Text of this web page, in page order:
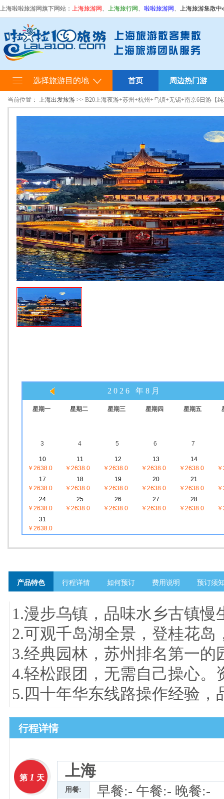
上海啦啦旅游网旗下网站： 上海旅游网 、 上海旅行网 、 啦啦旅游网 、 上海旅游集散中
选择旅游目的地 首页 周边热门游
当前位置： 上海出发旅游 >> B20上海夜游+苏州+杭州+乌镇+无锡+南京6日游【
2026 年8月
星期一 星期二 星期三 星期四 星期五
3 4 5 6 7
10
￥2638.0
11
￥2638.0
12
￥2638.0
13
￥2638.0
14
￥2638.0
17
￥2638.0
18
￥2638.0
19
￥2638.0
20
￥2638.0
21
￥2638.0
24
￥2638.0
25
￥2638.0
26
￥2638.0
27
￥2638.0
28
￥2638.0
31
￥2638.0
产品特色 行程详情 如何预订 费用说明 预订须
1.漫步乌镇，品味水乡古镇
2.可观千岛湖全景，登桂花
3.经典园林，苏州排名第一
4.轻松跟团，无需自己操心
5.四十年华东线路操作经验，
行程详情
第 1 天 上海
用餐: 早餐:- 午餐:- 晚餐:-